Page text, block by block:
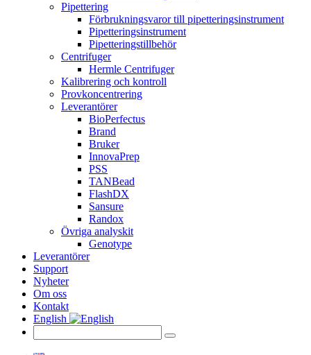
Pipettering
Förbrukningsvaror till pipetteringsinstrument
Pipetteringsinstrument
Pipetteringstillbehör
Centrifuger
Hermle Centrifuger
Kalibrering och kontroll
Provkoncentrering
Leverantörer
BioPerfectus
Brand
Bruker
InnovaPrep
PSS
TANBead
FlashDX
Sansure
Randox
Övriga analyskit
Genotype
Leverantörer
Support
Nyheter
Om oss
Kontakt
English